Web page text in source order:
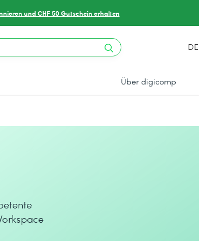
und CHF 50 Gutschein erhalten
DE
Über digicomp